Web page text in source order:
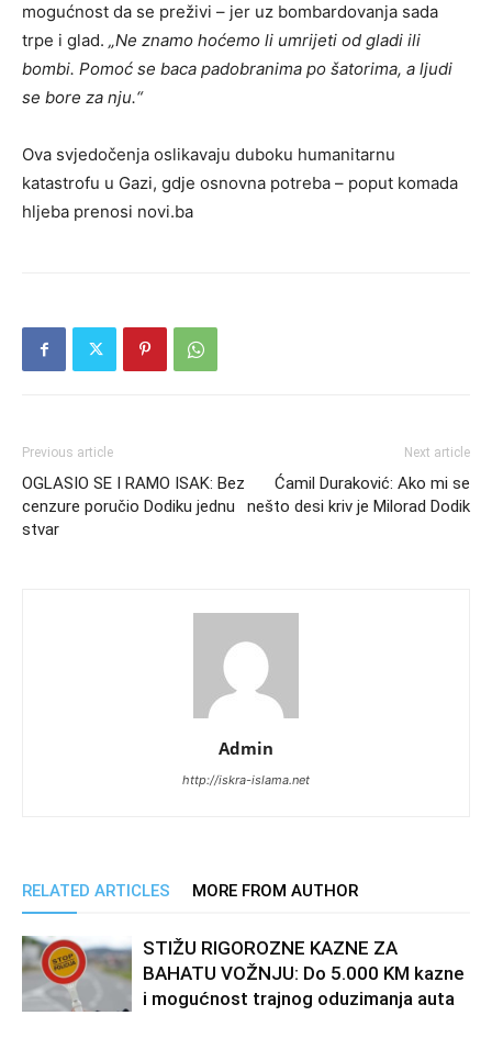
mogućnost da se preživi – jer uz bombardovanja sada
trpe i glad. „Ne znamo hoćemo li umrijeti od gladi ili
bombi. Pomoć se baca padobranima po šatorima, a ljudi
se bore za nju.“
Ova svjedočenja oslikavaju duboku humanitarnu
katastrofu u Gazi, gdje osnovna potreba – poput komada
hljeba prenosi novi.ba
Previous article
OGLASIO SE I RAMO ISAK: Bez
cenzure poručio Dodiku jednu
stvar
Next article
Ćamil Duraković: Ako mi se
nešto desi kriv je Milorad Dodik
Admin
http://iskra-islama.net
RELATED ARTICLES MORE FROM AUTHOR
STIŽU RIGOROZNE KAZNE ZA
BAHATU VOŽNJU: Do 5.000 KM kazne
i mogućnost trajnog oduzimanja auta